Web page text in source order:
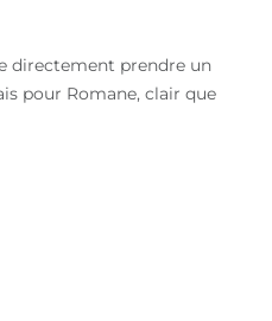
directement prendre un
pour Romane, clair que